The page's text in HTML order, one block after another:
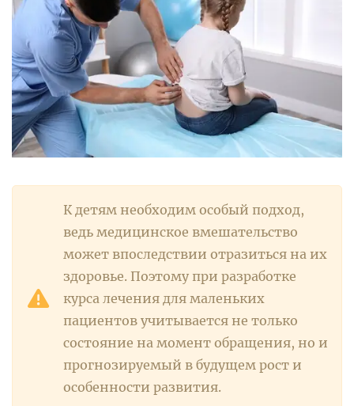
К детям необходим особый подход,
ведь медицинское вмешательство
может впоследствии отразиться на их
здоровье. Поэтому при разработке
курса лечения для маленьких
пациентов учитывается не только
состояние на момент обращения, но и
прогнозируемый в будущем рост и
особенности развития.